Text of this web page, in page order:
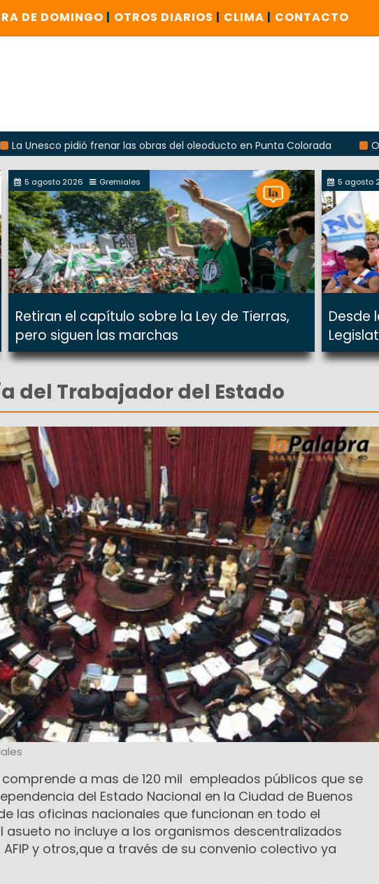
DE DOMINGO | OTROS DIARIOS | CLIMA | CONTACTO
pidió frenar las obras del oleoducto en Punta Colorada
Odarda
5 agosto 2026 Gremiales
Retiran el capítulo sobre la Ley de Tierras,
pero siguen las marchas
5 agosto
Desde
del Trabajador del Estado
a mas de 120 mil empleados públicos que se
del Estado Nacional en la Ciudad de Buenos
las oficinas nacionales que funcionan en todo el
asueto no incluye a los organismos descentralizados
AFIP y otros,que a través de su convenio colectivo ya